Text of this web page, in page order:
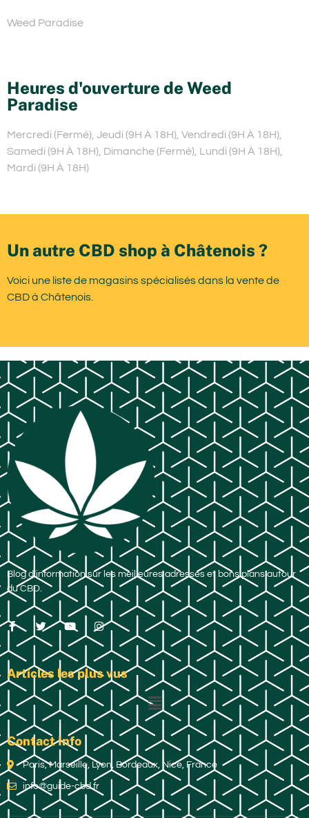
Weed Paradise
Heures d'ouverture de Weed
Paradise
Mercredi (Fermé), Jeudi (9H À 18H), Vendredi (9H À 18H),
Samedi (9H À 18H), Dimanche (Fermé), Lundi (9H À 18H),
Mardi (9H À 18H)
Un autre CBD shop à Châtenois ?
Voici une liste de magasins spécialisés dans la vente de
CBD à Châtenois.
Blog d’information sur les meilleures adresses et bons plans autour
du CBD.
Articles les plus vus
Contact Info
Paris, Marseille, Lyon, Bordeaux, Nice, France
info@guide-cbd.fr